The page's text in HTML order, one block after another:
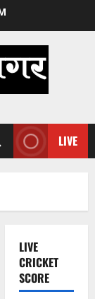
LIVE
LIVE
CRICKET
SCORE